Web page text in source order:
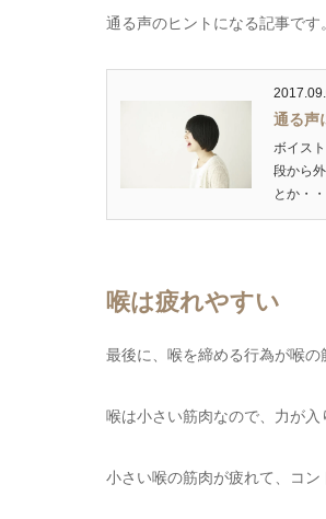
通る声のヒントになる記事です。
通る声
ボイス
段から
とか・・
喉は疲れやすい
最後に、喉を締める行為が喉の
喉は小さい筋肉なので、力が入
小さい喉の筋肉が疲れて、コン